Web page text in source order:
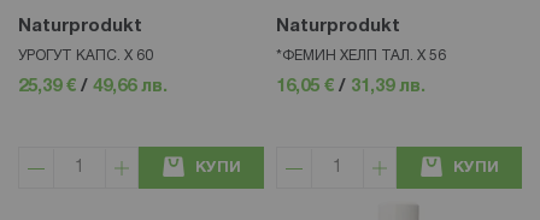
Naturprodukt
УРОГУТ КАПС. Х 60
25,39 € / 49,66 лв.
КУПИ
Naturprodukt
*ФЕМИН ХЕЛП ТАЛ. X 56
16,05 € / 31,39 лв.
КУПИ